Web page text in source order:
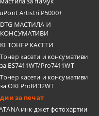
Artistri P5000+
DTG МАСТИЛА И
КОНСУМАТИВИ
ТОНЕР КАСЕТИ
Тонер касети и консумативи
за ES7411WT/Pro7411WT
Тонер касети и консумативи
за OKI Pro8432WT
за печат
инк-джет фотохартии